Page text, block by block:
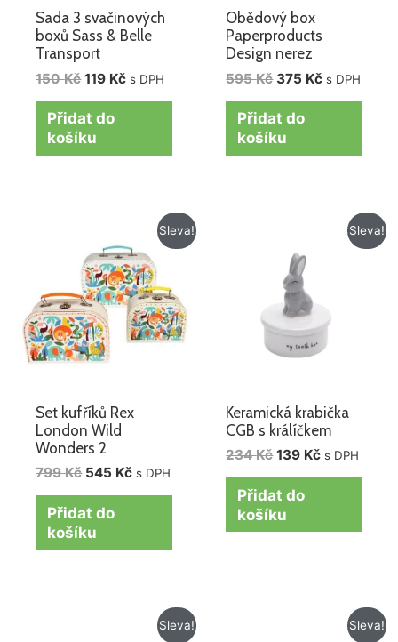
Sada 3 svačinových
boxů Sass & Belle
Transport
150Kč 119 Kč s DPH
Přidat do
košíku
Obědový box
Paperproducts
Design nerez
595Kč 375 Kč s DPH
Přidat do
košíku
Sleva!
Set kufříků Rex
London Wild
Wonders 2
799Kč
cena
byla:
799 Kč.
545 Kč
Aktuální
cena
je:
545 Kč.
s DPH
Přidat do
košíku
Sleva!
Keramická krabička
CGB s králíčkem
234Kč
byla:
234 Kč.
139 Kč
Aktuální
cena
s DPH
Přidat do
košíku
Sleva!
Aktuální
cena
Sleva!
Aktuální
cena